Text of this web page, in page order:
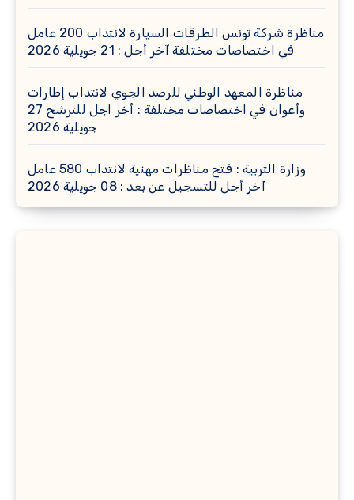
مناظرة شركة تونس الطرقات السيارة لانتداب 200 عامل
في اختصاصات مختلفة آخر أجل : 21 جويلية 2026
مناظرة المعهد الوطني للرصد الجوي لانتداب إطارات
وأعوان في اختصاصات مختلفة : أخر اجل للترشح 27
جويلية 2026
وزارة التربية : فتح مناظرات مهنية لانتداب 580 عامل
آخر أجل للتسجيل عن بعد : 08 جويلية 2026